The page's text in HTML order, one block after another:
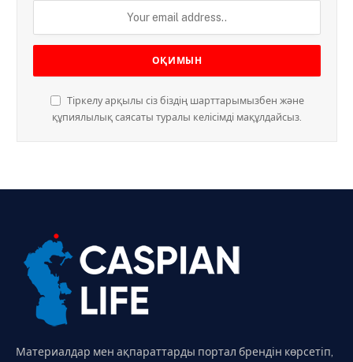
Тіркелу арқылы сіз біздің шарттарымызбен және
құпиялылық саясаты туралы келісімді мақұлдайсыз.
Материалдар мен ақпараттарды портал брендін көрсетіп,